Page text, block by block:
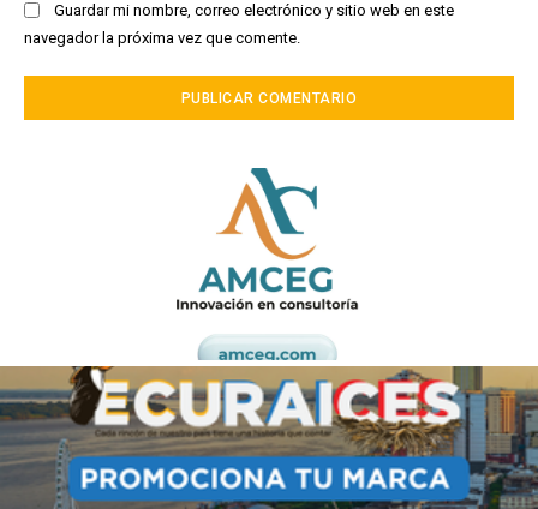
Guardar mi nombre, correo electrónico y sitio web en este
navegador la próxima vez que comente.